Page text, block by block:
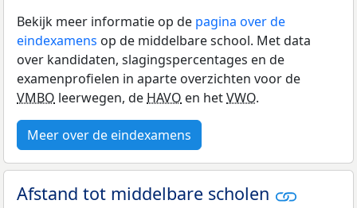
Bekijk meer informatie op de pagina over de
eindexamens op de middelbare school. Met data
over kandidaten, slagingspercentages en de
examenprofielen in aparte overzichten voor de
VMBO leerwegen, deHAVO en hetVWO.
Meer over de eindexamens
Afstand tot middelbare scholen